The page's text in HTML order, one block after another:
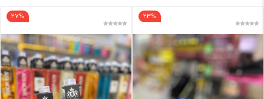
23%
27%